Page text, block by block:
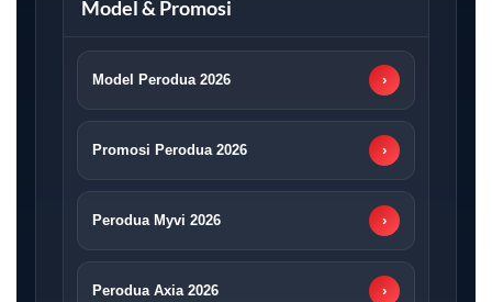
Model & Promosi
Model Perodua 2026 ›
Promosi Perodua 2026 ›
Perodua Myvi 2026 ›
Perodua Axia 2026 ›